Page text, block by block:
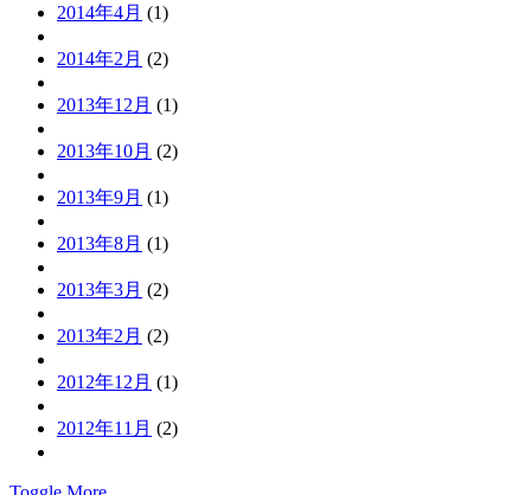
2014年4月 (1)
2014年2月 (2)
2013年12月 (1)
2013年10月 (2)
2013年9月 (1)
2013年8月 (1)
2013年3月 (2)
2013年2月 (2)
2012年12月 (1)
2012年11月 (2)